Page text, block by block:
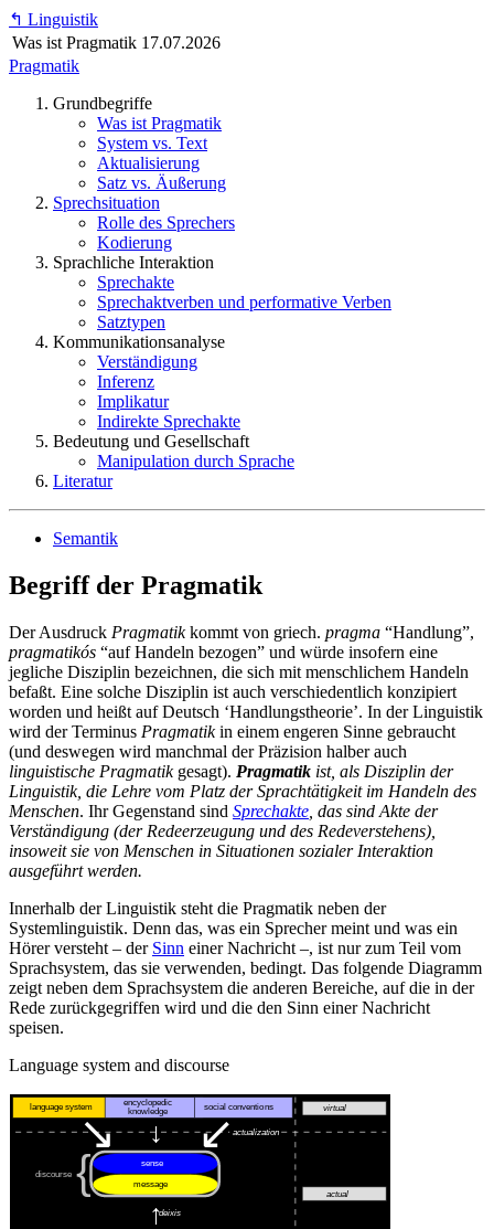
↰ Linguistik
Was ist Pragmatik 17.07.2026
Pragmatik
Grundbegriffe
Was ist Pragmatik
System vs. Text
Aktualisierung
Satz vs. Äußerung
Sprechsituation
Rolle des Sprechers
Kodierung
Sprachliche Interaktion
Sprechakte
Sprechaktverben und performative Verben
Satztypen
Kommunikationsanalyse
Verständigung
Inferenz
Implikatur
Indirekte Sprechakte
Bedeutung und Gesellschaft
Manipulation durch Sprache
Literatur
Semantik
Begriff der Pragmatik
Der Ausdruck Pragmatikkommt von griech. pragma “Handlung”,
pragmatikós “auf Handeln bezogen” und würde insofern eine
jegliche Disziplin bezeichnen, die sich mit menschlichem Handeln
befaßt. Eine solche Disziplin ist auch verschiedentlich konzipiert
worden und heißt auf Deutsch ‘Handlungstheorie’. In der Linguistik
wird der Terminus Pragmatikin einem engeren Sinne gebraucht
(und deswegen wird manchmal der Präzision halber auch
linguistische Pragmatikgesagt). Pragmatik ist, als Disziplin der
Linguistik, die Lehre vom Platz der Sprachtätigkeit im Handeln des
Menschen. Ihr Gegenstand sind Sprechakte , das sind Akte der
Verständigung (der Redeerzeugung und des Redeverstehens),
insoweit sie von Menschen in Situationen sozialer Interaktion
ausgeführt werden.
Innerhalb der Linguistik steht die Pragmatik neben der
Systemlinguistik. Denn das, was ein Sprecher meint und was ein
Hörer versteht – der Sinn einer Nachricht –, ist nur zum Teil vom
Sprachsystem, das sie verwenden, bedingt. Das folgende Diagramm
zeigt neben dem Sprachsystem die anderen Bereiche, auf die in der
Rede zurückgegriffen wird und die den Sinn einer Nachricht
speisen.
Language system and discourse